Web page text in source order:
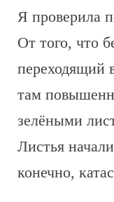
Я проверила
От того, что
переходящий
там
зелёными
Листья
конечно,